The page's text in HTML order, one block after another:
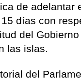
de
días con
del
las islas.
del